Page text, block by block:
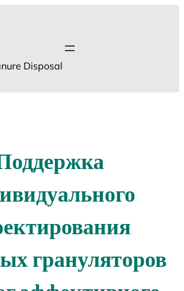
Disposal
грануляторов